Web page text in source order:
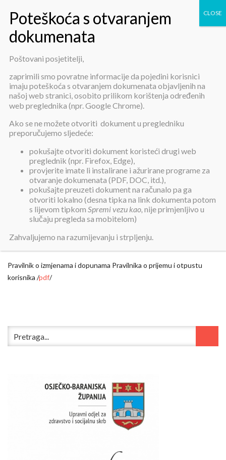
Pravilnik o izmjenama i
dopunama Pravilnika o prijemu i
otpustu korisnika
Pravilnik o izmjenama i dopunama
Pravilnika o prijemu i otpustu
korisnika
Pravilnik o izmjenama i dopunama Pravilnika o prijemu i otpustu
korisnika /pdf/
Poštovani posjetitelji,
zaprimili smo povratne informacije da pojedini korisnici
imaju poteškoća s otvaranjem dokumenata objavljenih na
našoj web stranici, osobito prilikom korištenja određenih
web preglednika (npr. Google Chrome).
Ako se ne možete otvoriti dokument u pregledniku
preporučujemo sljedeće:
pokušajte otvoriti dokument koristeći drugi web
preglednik (npr. Firefox, Edge),
provjerite imate li instalirane i ažurirane programe za
otvaranje dokumenata (PDF, DOC, itd.),
pokušajte preuzeti dokument na računalo pa ga
otvoriti lokalno (desna tipka na link dokumenta potom
s lijevom tipkom Spremi vezu kao, nije primjenljivo u
slučaju pregleda sa mobitelom)
Zahvaljujemo na razumijevanju i strpljenju.